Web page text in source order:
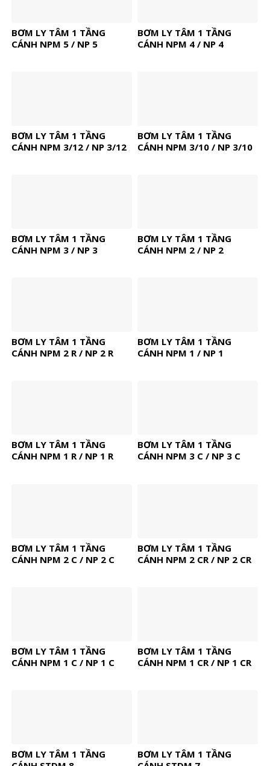
BƠM LY TÂM 1 TẦNG
CÁNH NPM 5 / NP 5
BƠM LY TÂM 1 TẦNG
CÁNH NPM 4 / NP 4
BƠM LY TÂM 1 TẦNG
CÁNH NPM 3/12 / NP 3/12
BƠM LY TÂM 1 TẦNG
CÁNH NPM 3/10 / NP 3/10
BƠM LY TÂM 1 TẦNG
CÁNH NPM 3 / NP 3
BƠM LY TÂM 1 TẦNG
CÁNH NPM 2 / NP 2
BƠM LY TÂM 1 TẦNG
CÁNH NPM 2 R / NP 2 R
BƠM LY TÂM 1 TẦNG
CÁNH NPM 1 / NP 1
BƠM LY TÂM 1 TẦNG
CÁNH NPM 1 R / NP 1 R
BƠM LY TÂM 1 TẦNG
CÁNH NPM 3 C / NP 3 C
BƠM LY TÂM 1 TẦNG
CÁNH NPM 2 C / NP 2 C
BƠM LY TÂM 1 TẦNG
CÁNH NPM 2 CR / NP 2 CR
BƠM LY TÂM 1 TẦNG
CÁNH NPM 1 C / NP 1 C
BƠM LY TÂM 1 TẦNG
CÁNH NPM 1 CR / NP 1 CR
BƠM LY TÂM 1 TẦNG
BƠM LY TÂM 1 TẦNG